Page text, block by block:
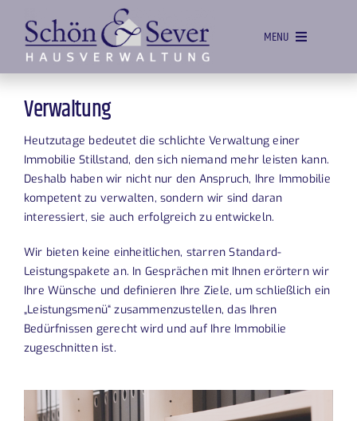
Inhalt
springen
MENU
HOME
VERWALTUNG
VERTRIEB
OBJEKTSERVICE
ANGEBOTE
TEAM
KONTAKT
Verwaltung
Heutzutage bedeutet die schlichte Verwaltung einer
Immobilie Stillstand, den sich niemand mehr leisten kann.
Deshalb haben wir nicht nur den Anspruch, Ihre Immobilie
kompetent zu verwalten, sondern wir sind daran
interessiert, sie auch erfolgreich zu entwickeln.
Wir bieten keine einheitlichen, starren Standard-
Leistungspakete an. In Gesprächen mit Ihnen erörtern wir
Ihre Wünsche und definieren Ihre Ziele, um schließlich ein
„Leistungsmenü“ zusammenzustellen, das Ihren
Bedürfnissen gerecht wird und auf Ihre Immobilie
zugeschnitten ist.